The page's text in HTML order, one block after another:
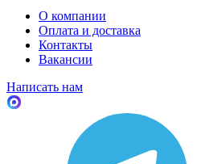
О компании
Оплата и доставка
Контакты
Вакансии
Написать нам